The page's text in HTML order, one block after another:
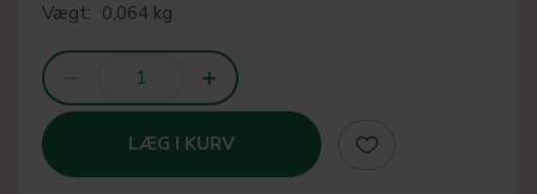
Vægt: 0,064 kg
LÆG I KURV